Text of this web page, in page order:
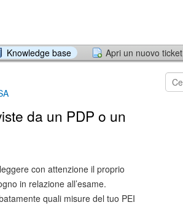
Knowledge base Apri un nuovo ticket
da un PDP o un
con attenzione il proprio
in relazione all’esame.
quali misure del tuo PEI